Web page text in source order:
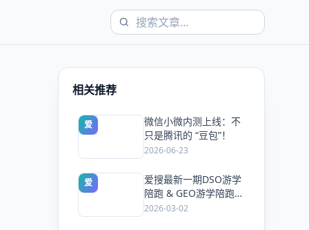
相关推荐
爱
微信小微内测上线：不
只是腾讯的 “豆包”！
2026-06-23
爱
爱搜最新一期DSO游学
陪跑 & GEO游学陪跑双
课同开，5天手把手教
2026-03-02